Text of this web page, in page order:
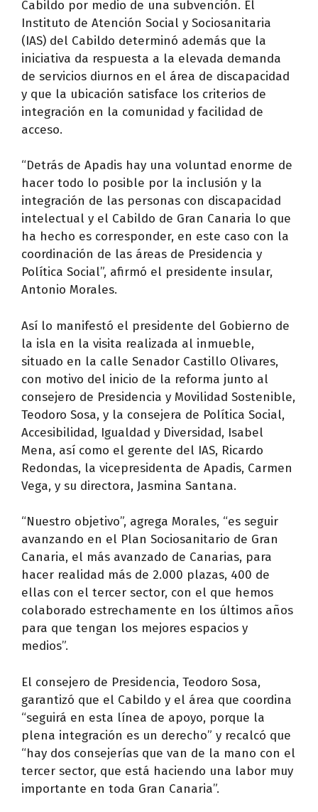
Cabildo por medio de una subvención. El
Instituto de Atención Social y Sociosanitaria
(IAS) del Cabildo determinó además que la
iniciativa da respuesta a la elevada demanda
de servicios diurnos en el área de discapacidad
y que la ubicación satisface los criterios de
integración en la comunidad y facilidad de
acceso.
“Detrás de Apadis hay una voluntad enorme de
hacer todo lo posible por la inclusión y la
integración de las personas con discapacidad
intelectual y el Cabildo de Gran Canaria lo que
ha hecho es corresponder, en este caso con la
coordinación de las áreas de Presidencia y
Política Social”, afirmó el presidente insular,
Antonio Morales.
Así lo manifestó el presidente del Gobierno de
la isla en la visita realizada al inmueble,
situado en la calle Senador Castillo Olivares,
con motivo del inicio de la reforma junto al
consejero de Presidencia y Movilidad Sostenible,
Teodoro Sosa, y la consejera de Política Social,
Accesibilidad, Igualdad y Diversidad, Isabel
Mena, así como el gerente del IAS, Ricardo
Redondas, la vicepresidenta de Apadis, Carmen
Vega, y su directora, Jasmina Santana.
“Nuestro objetivo”, agrega Morales, “es seguir
avanzando en el Plan Sociosanitario de Gran
Canaria, el más avanzado de Canarias, para
hacer realidad más de 2.000 plazas, 400 de
ellas con el tercer sector, con el que hemos
colaborado estrechamente en los últimos años
para que tengan los mejores espacios y
medios”.
El consejero de Presidencia, Teodoro Sosa,
garantizó que el Cabildo y el área que coordina
“seguirá en esta línea de apoyo, porque la
plena integración es un derecho” y recalcó que
“hay dos consejerías que van de la mano con el
tercer sector, que está haciendo una labor muy
importante en toda Gran Canaria”.